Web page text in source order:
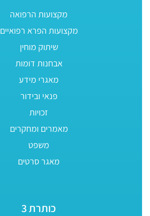
מקצועות הרפואה
מקצועות הפרא רפואיים
שיתוק מוחין
אבחנות דומות
מאגרי מידע
פנאי ובידור
זכויות
מאמרים ומחקרים
משפט
מאגר סרטים
כותרת 3